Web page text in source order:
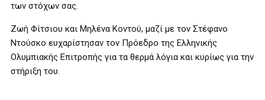
των στόχων σας.
Ζωή Φίτσιου και Μηλένα Κοντού, μαζί με τον Στέφανο
Ντούσκο ευχαρίστησαν τον Πρόεδρο της Ελληνικής
Ολυμπιακής Επιτροπής για τα θερμά λόγια και κυρίως για την
στήριξη του.